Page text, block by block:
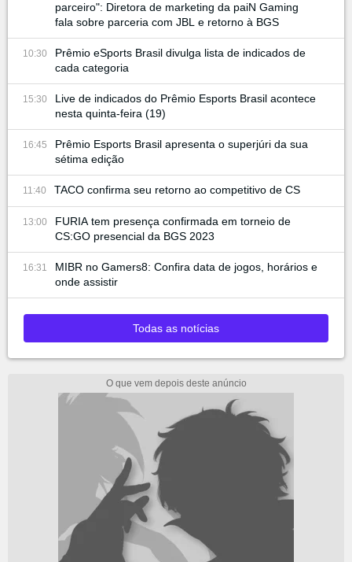
parceiro": Diretora de marketing da paiN Gaming
fala sobre parceria com JBL e retorno à BGS
10:30
Prêmio eSports Brasil divulga lista de indicados de
cada categoria
15:30
Live de indicados do Prêmio Esports Brasil acontece
nesta quinta-feira (19)
16:45
Prêmio Esports Brasil apresenta o superjúri da sua
sétima edição
11:40 TACO confirma seu retorno ao competitivo de CS
13:00
FURIA tem presença confirmada em torneio de
CS:GO presencial da BGS 2023
16:31
MIBR no Gamers8: Confira data de jogos, horários e
onde assistir
Todas as notícias